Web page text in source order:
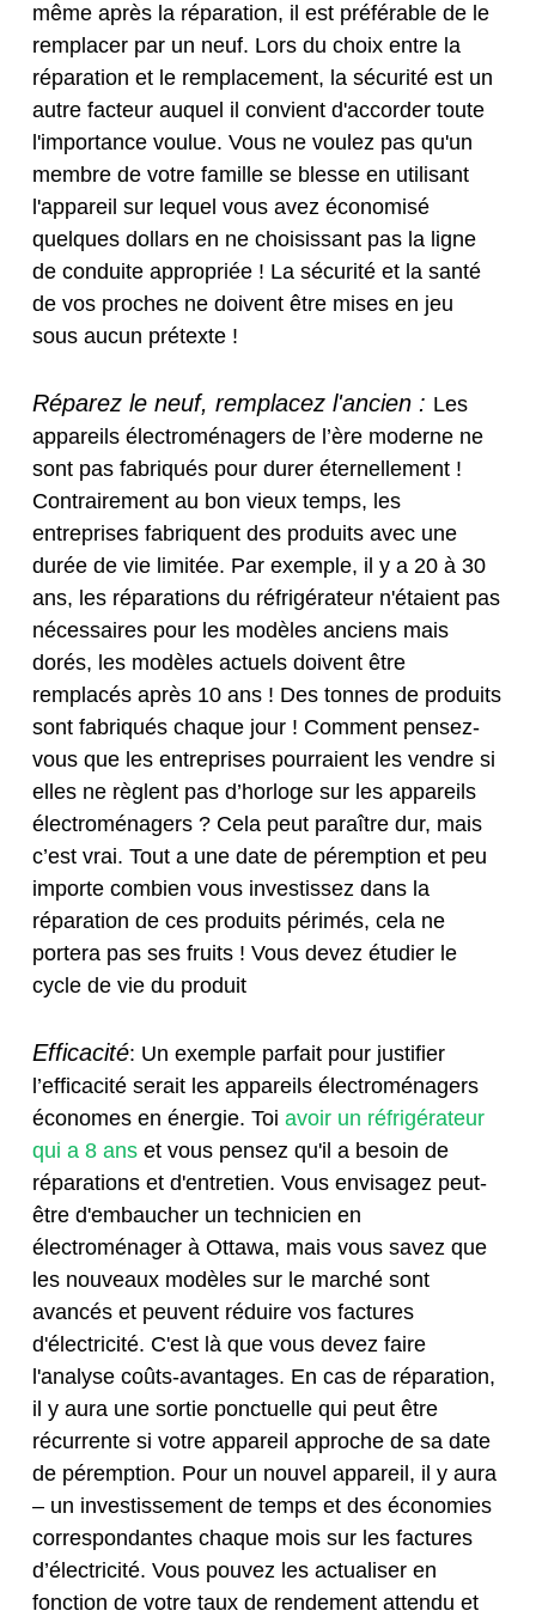
même après la réparation, il est préférable de le
remplacer par un neuf. Lors du choix entre la
réparation et le remplacement, la sécurité est un
autre facteur auquel il convient d'accorder toute
l'importance voulue. Vous ne voulez pas qu'un
membre de votre famille se blesse en utilisant
l'appareil sur lequel vous avez économisé
quelques dollars en ne choisissant pas la ligne
de conduite appropriée ! La sécurité et la santé
de vos proches ne doivent être mises en jeu
sous aucun prétexte !
Réparez le neuf, remplacez l'ancien : Les
appareils électroménagers de l’ère moderne ne
sont pas fabriqués pour durer éternellement !
Contrairement au bon vieux temps, les
entreprises fabriquent des produits avec une
durée de vie limitée. Par exemple, il y a 20 à 30
ans, les réparations du réfrigérateur n'étaient pas
nécessaires pour les modèles anciens mais
dorés, les modèles actuels doivent être
remplacés après 10 ans ! Des tonnes de produits
sont fabriqués chaque jour ! Comment pensez-
vous que les entreprises pourraient les vendre si
elles ne règlent pas d’horloge sur les appareils
électroménagers ? Cela peut paraître dur, mais
c’est vrai. Tout a une date de péremption et peu
importe combien vous investissez dans la
réparation de ces produits périmés, cela ne
portera pas ses fruits ! Vous devez étudier le
cycle de vie du produit
Efficacité: Un exemple parfait pour justifier
l’efficacité serait les appareils électroménagers
économes en énergie. Toi avoir un réfrigérateur
qui a 8 anset vous pensez qu'il a besoin de
réparations et d'entretien. Vous envisagez peut-
être d'embaucher un technicien en
électroménager à Ottawa, mais vous savez que
les nouveaux modèles sur le marché sont
avancés et peuvent réduire vos factures
d'électricité. C'est là que vous devez faire
l'analyse coûts-avantages. En cas de réparation,
il y aura une sortie ponctuelle qui peut être
récurrente si votre appareil approche de sa date
de péremption. Pour un nouvel appareil, il y aura
– un investissement de temps et des économies
correspondantes chaque mois sur les factures
d’électricité. Vous pouvez les actualiser en
fonction de votre taux de rendement attendu et